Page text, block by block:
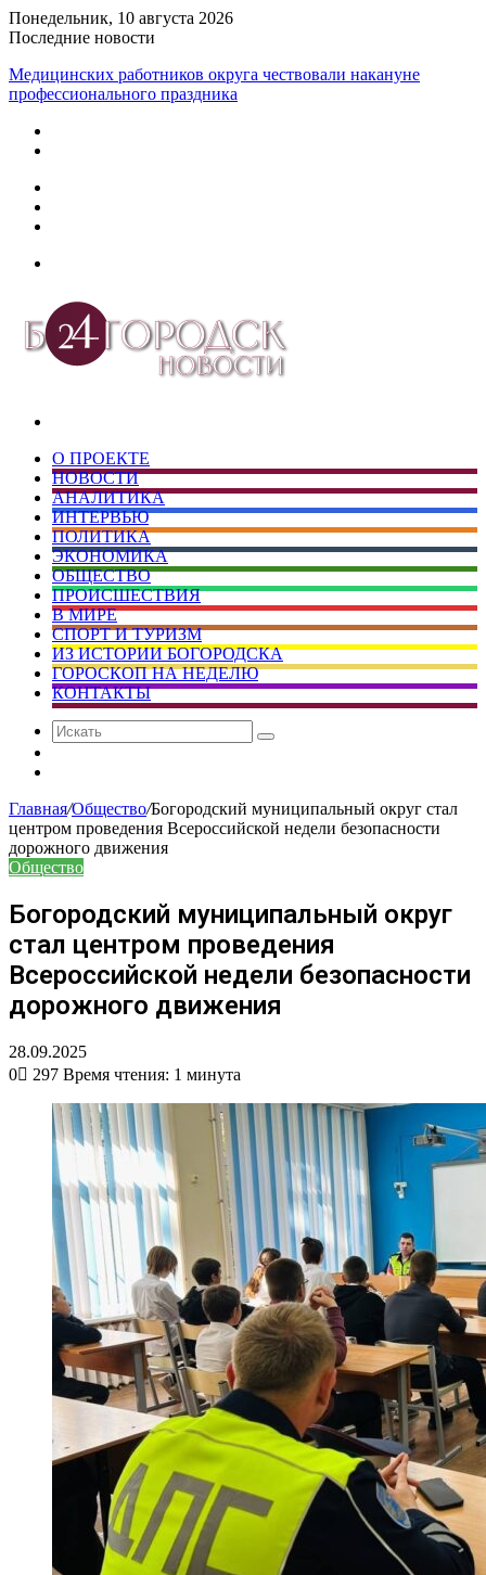
Понедельник, 10 августа 2026
Последние новости
Медицинских работников округа чествовали накануне
профессионального праздника
О ПРОЕКТЕ
НОВОСТИ
АНАЛИТИКА
ИНТЕРВЬЮ
ПОЛИТИКА
ЭКОНОМИКА
ОБЩЕСТВО
ПРОИСШЕСТВИЯ
В МИРЕ
СПОРТ И ТУРИЗМ
ИЗ ИСТОРИИ БОГОРОДСКА
ГОРОСКОП НА НЕДЕЛЮ
КОНТАКТЫ
Искать
Главная/Общество/Богородский муниципальный округ стал
центром проведения Всероссийской недели безопасности
дорожного движения
Общество
Богородский муниципальный округ
стал центром проведения
Всероссийской недели безопасности
дорожного движения
28.09.2025
0
297 Время чтения: 1 минута